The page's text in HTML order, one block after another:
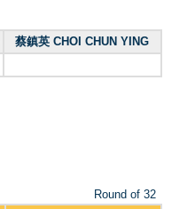
蔡鎮英 CHOI CHUN YING
Round of 32